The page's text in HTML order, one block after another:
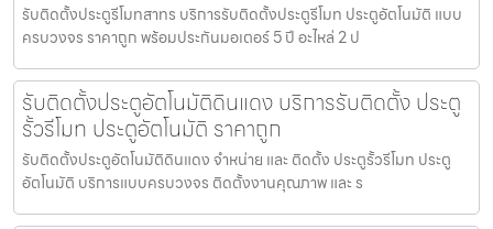
รับติดตั้งประตูรีโมทสาทร บริการรับติดตั้งประตูรีโมท ประตูอัตโนมัติ แบบ
ครบวงจร ราคาถูก พร้อมประกันมอเตอร์ 5 ปี อะไหล่ 2 ป
รับติดตั้งประตูอัตโนมัติดินแดง บริการรับติดตั้ง ประตู
รั้วรีโมท ประตูอัตโนมัติ ราคาถูก
รับติดตั้งประตูอัตโนมัติดินแดง จำหน่าย และ ติดตั้ง ประตูรั้วรีโมท ประตู
อัตโนมัติ บริการแบบครบวงจร ติดตั้งงานคุณภาพ และ ร